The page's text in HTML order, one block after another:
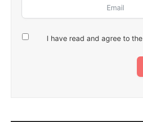
I have read and agree to the